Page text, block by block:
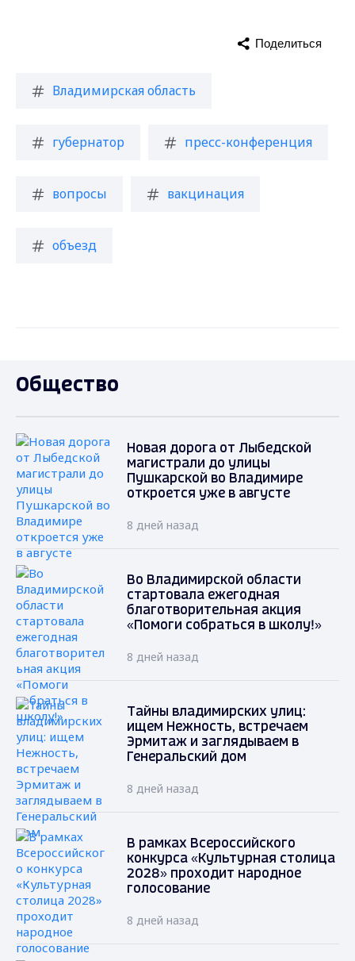
Владимирская область
губернатор пресс-конференция
вопросы вакцинация
объезд
Поделиться
Общество
Новая дорога от Лыбедской
магистрали до улицы
Пушкарской во Владимире
откроется уже в августе
8 дней назад
Во Владимирской области
стартовала ежегодная
благотворительная акция
«Помоги собраться в школу!»
8 дней назад
Тайны владимирских улиц:
ищем Нежность, встречаем
Эрмитаж и заглядываем в
Генеральский дом
8 дней назад
В рамках Всероссийского
конкурса «Культурная столица
2028» проходит народное
голосование
8 дней назад